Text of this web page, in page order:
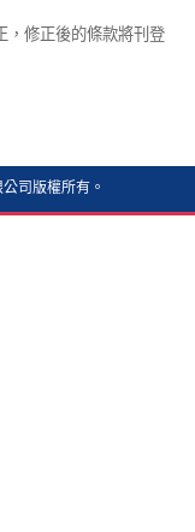
，修正後的條款將刊登
司版權所有。